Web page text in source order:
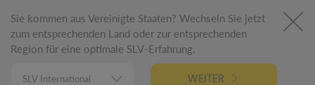
Sie kommen aus Vereinigte Staaten? Wechseln Sie jetzt
zum entsprechenden Land oder zur entsprechenden
Region für eine optimale SLV-Erfahrung.
WEITER